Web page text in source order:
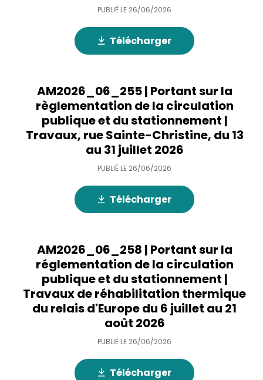
PUBLIÉ LE 26/06/2026
Télécharger
AM2026_06_255 | Portant sur la
règlementation de la circulation
publique et du stationnement |
Travaux, rue Sainte-Christine, du 13
au 31 juillet 2026
PUBLIÉ LE 26/06/2026
Télécharger
AM2026_06_258 | Portant sur la
réglementation de la circulation
publique et du stationnement |
Travaux de réhabilitation thermique
du relais d'Europe du 6 juillet au 21
août 2026
PUBLIÉ LE 26/06/2026
Télécharger